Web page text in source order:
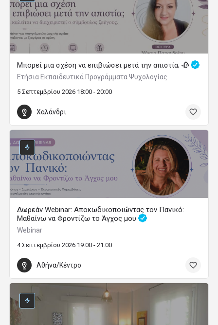
Μπορεί μια σχέση να επιβιώσει μετά την απιστία; 🥀
Ετήσια Εκπαιδευτικά Προγράμματα Ψυχολογίας
5 Σεπτεμβρίου 2026 18:00 - 20:00
Χαλάνδρι
Δωρεάν Webinar: Αποκωδικοποιώντας τον Πανικό:
Μαθαίνω να Φροντίζω το Άγχος μου
Webinar
4 Σεπτεμβρίου 2026 19:00 - 21:00
Αθήνα/Κέντρο